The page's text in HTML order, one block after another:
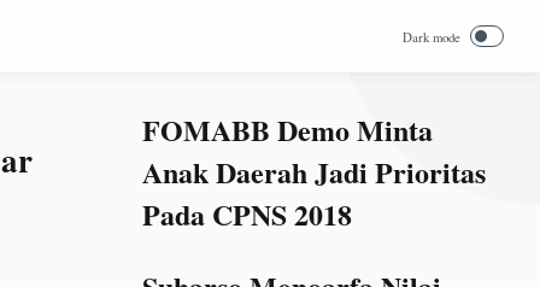
FOMABB Demo Minta
Anak Daerah Jadi Prioritas
Pada CPNS 2018